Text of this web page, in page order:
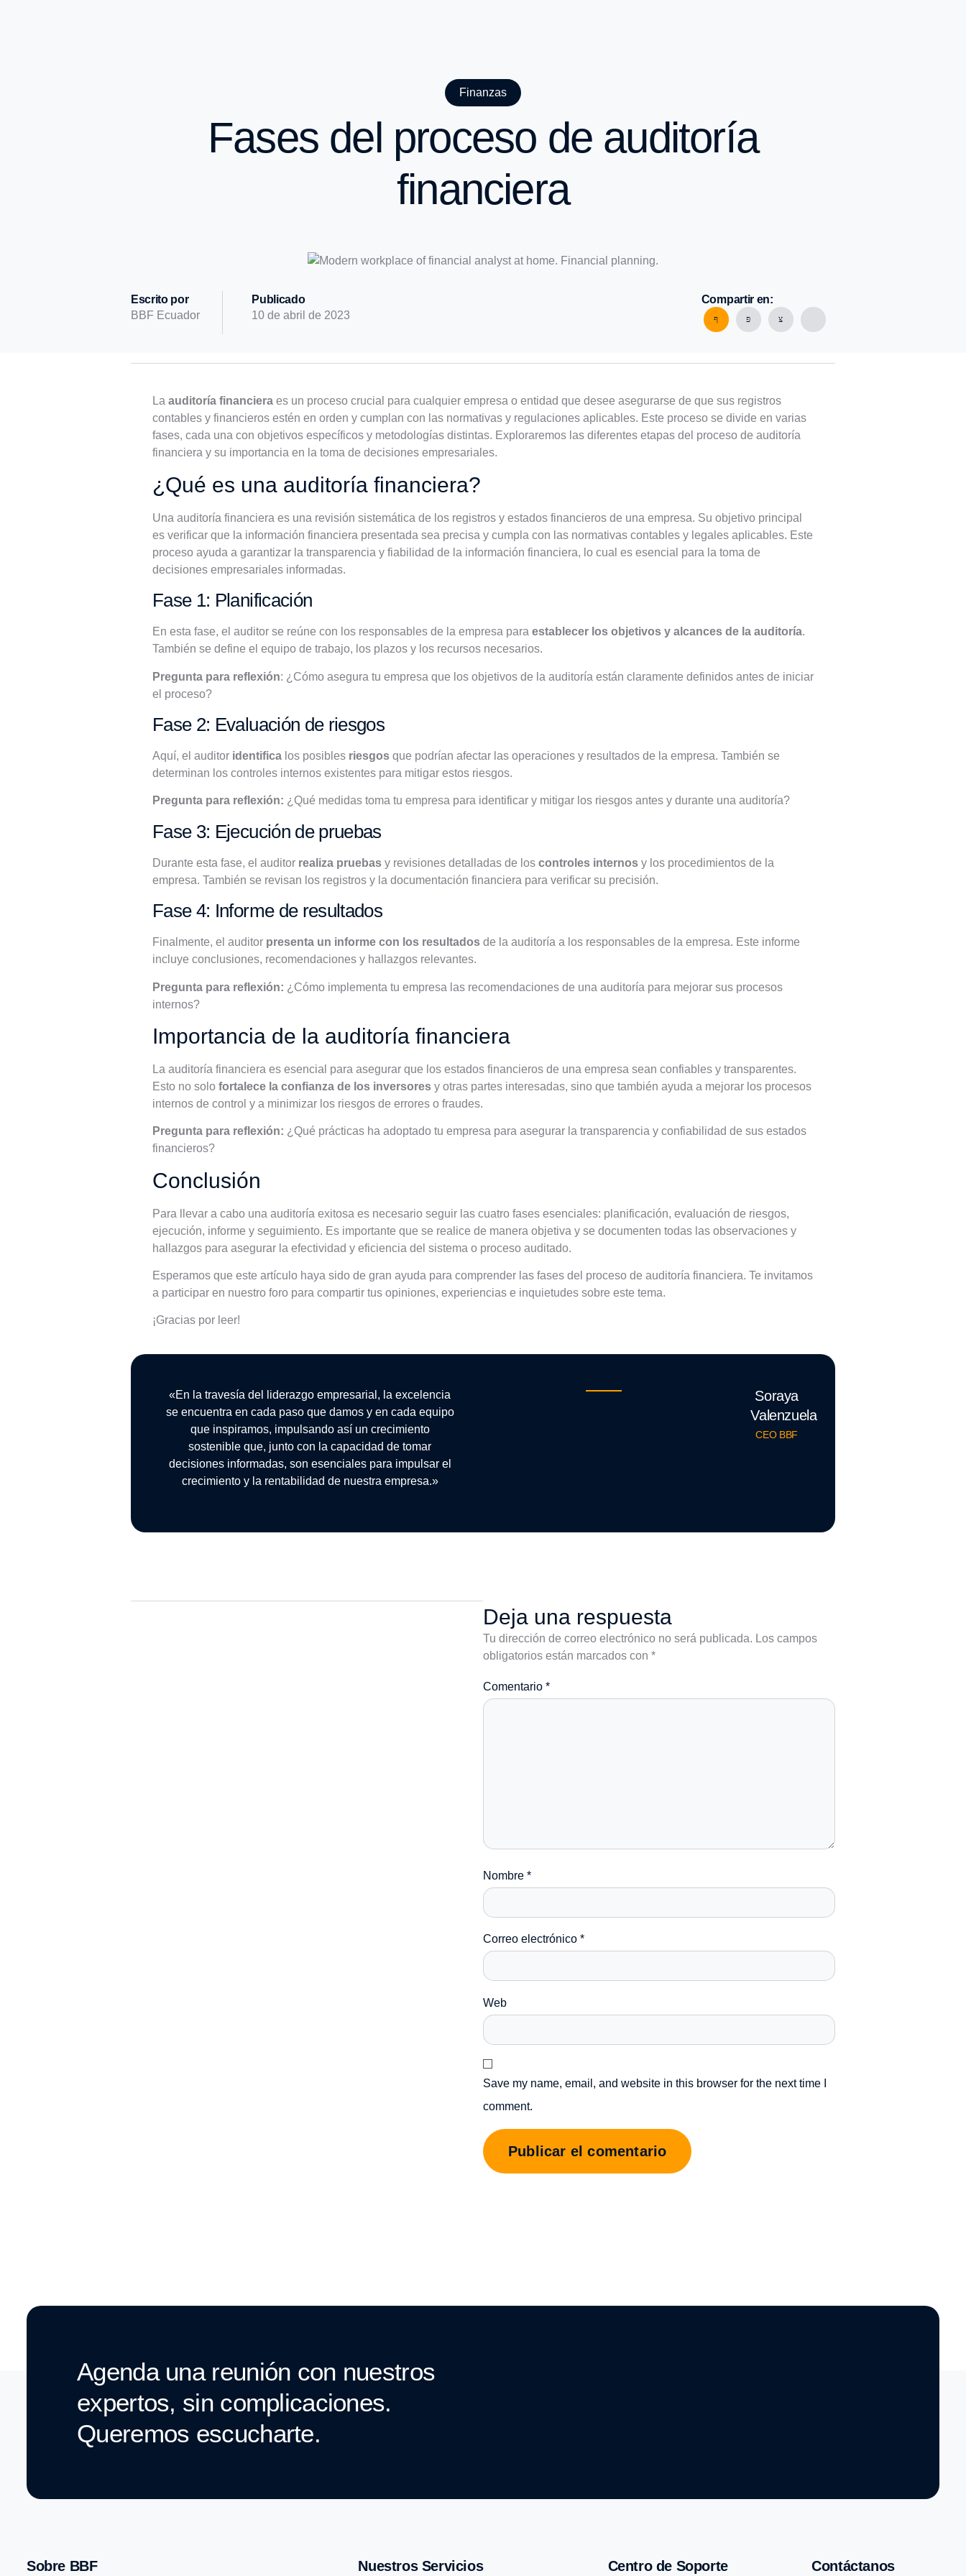
Finanzas
Fases del proceso de auditoría
financiera
Escrito por
BBF Ecuador
Publicado
10 de abril de 2023
Compartir en:
La auditoría financiera es un proceso crucial para cualquier empresa o entidad que desee asegurarse de que sus registros
contables y financieros estén en orden y cumplan con las normativas y regulaciones aplicables. Este proceso se divide en varias
fases, cada una con objetivos específicos y metodologías distintas. Exploraremos las diferentes etapas del proceso de auditoría
financiera y su importancia en la toma de decisiones empresariales.
¿Qué es una auditoría financiera?
Una auditoría financiera es una revisión sistemática de los registros y estados financieros de una empresa. Su objetivo principal
es verificar que la información financiera presentada sea precisa y cumpla con las normativas contables y legales aplicables. Este
proceso ayuda a garantizar la transparencia y fiabilidad de la información financiera, lo cual es esencial para la toma de
decisiones empresariales informadas.
Fase 1: Planificación
En esta fase, el auditor se reúne con los responsables de la empresa para establecer los objetivos y alcances de la auditoría.
También se define el equipo de trabajo, los plazos y los recursos necesarios.
Pregunta para reflexión: ¿Cómo asegura tu empresa que los objetivos de la auditoría están claramente definidos antes de iniciar
el proceso?
Fase 2: Evaluación de riesgos
Aquí, el auditor identifica los posibles riesgos que podrían afectar las operaciones y resultados de la empresa. También se
determinan los controles internos existentes para mitigar estos riesgos.
Pregunta para reflexión: ¿Qué medidas toma tu empresa para identificar y mitigar los riesgos antes y durante una auditoría?
Fase 3: Ejecución de pruebas
Durante esta fase, el auditor realiza pruebas y revisiones detalladas de los controles internos y los procedimientos de la
empresa. También se revisan los registros y la documentación financiera para verificar su precisión.
Fase 4: Informe de resultados
Finalmente, el auditor presenta un informe con los resultados de la auditoría a los responsables de la empresa. Este informe
incluye conclusiones, recomendaciones y hallazgos relevantes.
Pregunta para reflexión: ¿Cómo implementa tu empresa las recomendaciones de una auditoría para mejorar sus procesos
internos?
Importancia de la auditoría financiera
La auditoría financiera es esencial para asegurar que los estados financieros de una empresa sean confiables y transparentes.
Esto no solo fortalece la confianza de los inversores y otras partes interesadas, sino que también ayuda a mejorar los procesos
internos de control y a minimizar los riesgos de errores o fraudes.
Pregunta para reflexión: ¿Qué prácticas ha adoptado tu empresa para asegurar la transparencia y confiabilidad de sus estados
financieros?
Conclusión
Para llevar a cabo una auditoría exitosa es necesario seguir las cuatro fases esenciales: planificación, evaluación de riesgos,
ejecución, informe y seguimiento. Es importante que se realice de manera objetiva y se documenten todas las observaciones y
hallazgos para asegurar la efectividad y eficiencia del sistema o proceso auditado.
Esperamos que este artículo haya sido de gran ayuda para comprender las fases del proceso de auditoría financiera. Te invitamos
a participar en nuestro foro para compartir tus opiniones, experiencias e inquietudes sobre este tema.
¡Gracias por leer!
«En la travesía del liderazgo empresarial, la excelencia
se encuentra en cada paso que damos y en cada equipo
que inspiramos, impulsando así un crecimiento
sostenible que, junto con la capacidad de tomar
decisiones informadas, son esenciales para impulsar el
crecimiento y la rentabilidad de nuestra empresa.»
Soraya
Valenzuela
CEO BBF
Deja una respuesta
Tu dirección de correo electrónico no será publicada. Los campos
obligatorios están marcados con *
Comentario *
Nombre *
Correo electrónico *
Web
Save my name, email, and website in this browser for the next time I
comment.
Agenda una reunión con nuestros
expertos, sin complicaciones.
Queremos escucharte.
Sobre BBF Nuestros Servicios Centro de Soporte Contáctanos